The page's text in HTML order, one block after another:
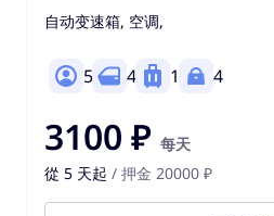
自动变速箱, 空调,
5 4 1 4
3100 ₽ 每天
從 5 天起 / 押金 20000 ₽